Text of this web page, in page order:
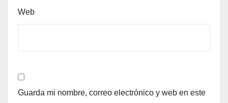
Web
Guarda mi nombre, correo electrónico y web en este